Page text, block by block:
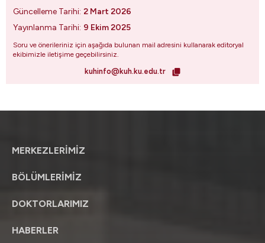
Güncelleme Tarihi: 2 Mart 2026
Yayınlanma Tarihi: 9 Ekim 2025
Soru ve önerileriniz için aşağıda bulunan mail adresini kullanarak editoryal
ekibimizle iletişime geçebilirsiniz.
kuhinfo@kuh.ku.edu.tr
MERKEZLERİMİZ
BÖLÜMLERİMİZ
DOKTORLARIMIZ
HABERLER